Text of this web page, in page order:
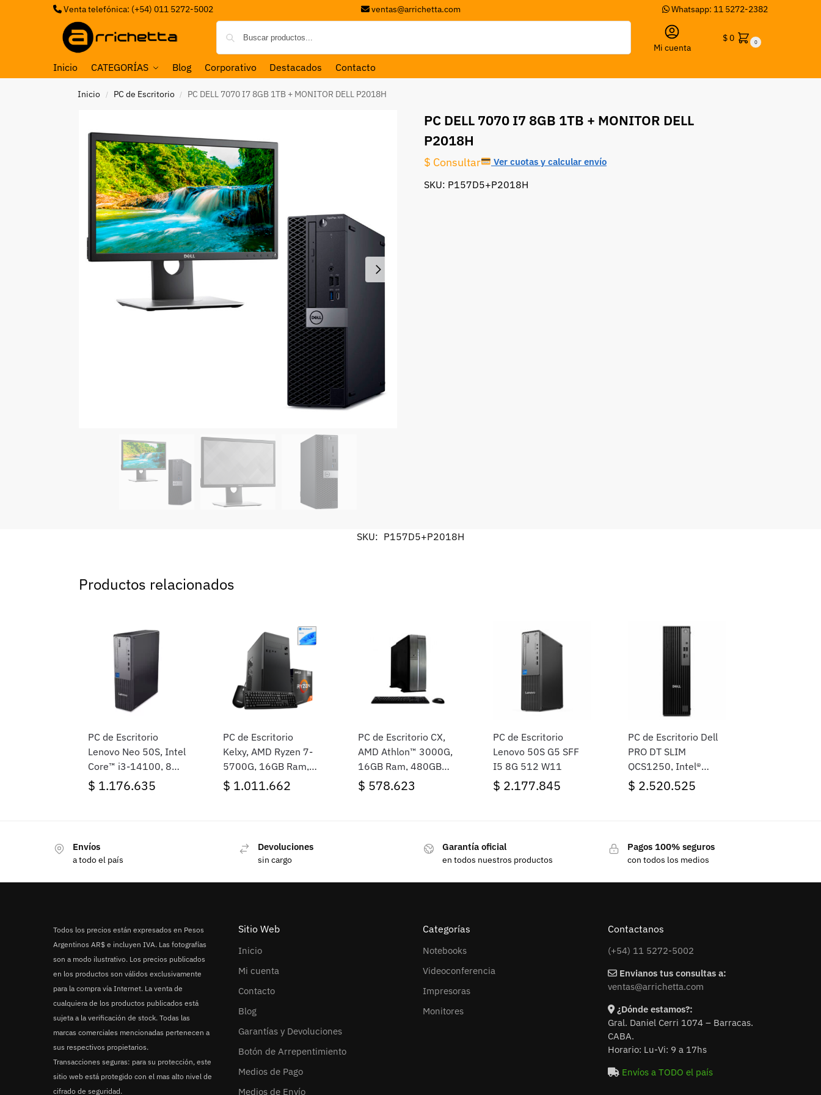
Venta telefónica: (+54) 011 5272-5002 ventas@arrichetta.com Whatsapp: 11 5272-2382
Mi cuenta
$0 0
Inicio CATEGORÍAS Blog Corporativo Destacados Contacto
Inicio / PC de Escritorio / PC DELL 7070 I7 8GB 1TB + MONITOR DELL P2018H
PC DELL 7070 I7 8GB 1TB + MONITOR DELL
P2018H
$ Consultar
Ver cuotas y calcular envío
SKU: P157D5+P2018H
SKU: P157D5+P2018H
Productos relacionados
PC de Escritorio
Lenovo Neo 50S, Intel
Core™ i3-14100, 8GB
Ram, 256GB SSD,
$ 1.176.635
PC de Escritorio
Kelxy, AMD Ryzen 7-
5700G, 16GB Ram,
512GB SSD, Windows
$ 1.011.662
PC de Escritorio CX,
AMD Athlon™ 3000G,
16GB Ram, 480GB
SSD, Free DOS (Sin
$ 578.623
PC de Escritorio
Lenovo 50S G5 SFF
I5 8G 512 W11
$ 2.177.845
PC de Escritorio Dell
PRO DT SLIM
QCS1250, Intel®
Core™ i5-14500,
$ 2.520.525
Envíos
a todo el país
Devoluciones
sin cargo
Garantía oficial
en todos nuestros productos
Pagos 100% seguros
con todos los medios
Todos los precios están expresados en Pesos
Argentinos AR$ e incluyen IVA. Las fotografías
son a modo ilustrativo. Los precios publicados
en los productos son válidos exclusivamente
para la compra vía Internet. La venta de
cualquiera de los productos publicados está
sujeta a la verificación de stock. Todas las
marcas comerciales mencionadas pertenecen a
sus respectivos propietarios.
Transacciones seguras: para su protección, este
sitio web está protegido con el mas alto nivel de
cifrado de seguridad.
Sitio Web
Inicio
Mi cuenta
Contacto
Blog
Garantías y Devoluciones
Botón de Arrepentimiento
Medios de Pago
Medios de Envío
Categorías
Notebooks
Videoconferencia
Impresoras
Monitores
Contactanos
(+54) 11 5272-5002
Envianos tus consultas a:
ventas@arrichetta.com
¿Dónde estamos?:
Gral. Daniel Cerri 1074 – Barracas.
CABA.
Horario: Lu-Vi: 9 a 17hs
Envíos a TODO el país